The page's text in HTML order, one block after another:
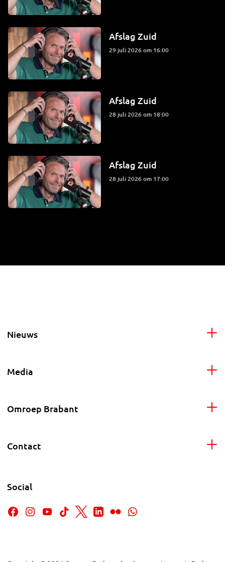
Afslag Zuid
29 juli 2026 om 16:00
Afslag Zuid
28 juli 2026 om 18:00
Afslag Zuid
28 juli 2026 om 17:00
Nieuws
Media
Omroep Brabant
Contact
Social